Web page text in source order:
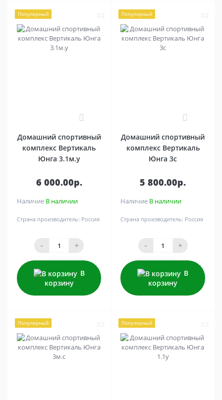
Популярный
0
Домашний спортивный
комплекс Вертикаль
Юнга 3.1м.y
6 000.00р.
Наличие В наличии
Страна производитель: Россия
- +
В
корзину
Популярный
0
Домашний спортивный
комплекс Вертикаль
Юнга 3c
5 800.00р.
Наличие В наличии
Страна производитель: Россия
- +
В
корзину
Популярный Популярный